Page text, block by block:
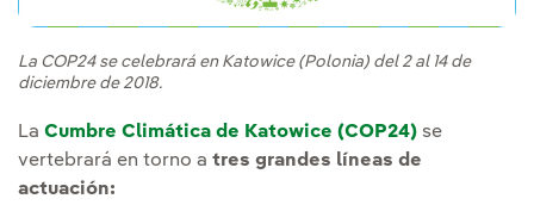
La COP24 se celebrará en Katowice (Polonia) del 2 al 14 de
diciembre de 2018.
La Cumbre Climática de Katowice (COP24) se
vertebrará en torno a tres grandes líneas de
actuación: